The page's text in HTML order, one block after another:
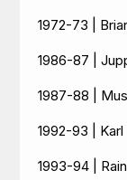
1972-73 |
1986-87 |
1987-88 |
1992-93 |
1993-94 |